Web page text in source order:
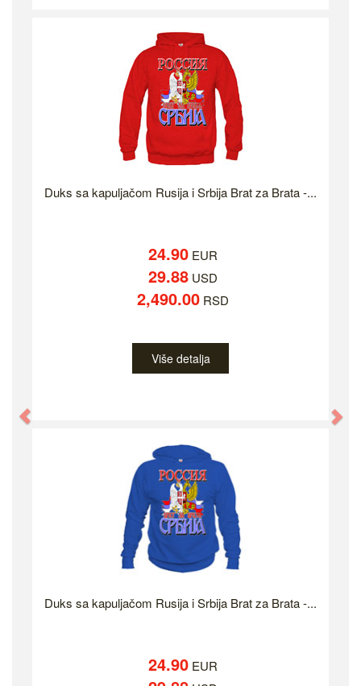
Duks sa kapuljačom Rusija i Srbija Brat za Brata -...
24.90EUR
29.88USD
2,490.00RSD
Više detalja
Duks sa kapuljačom Rusija i Srbija Brat za Brata -...
24.90EUR